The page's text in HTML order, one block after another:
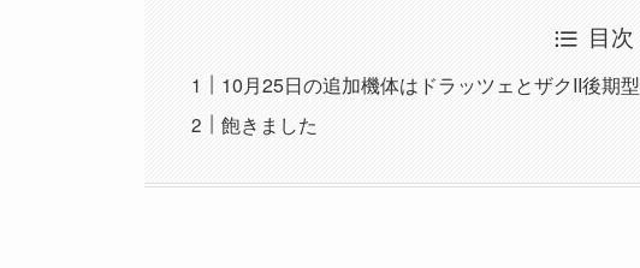
目次
10月25日の追加機体はドラッツェとザクII後期型
飽きました